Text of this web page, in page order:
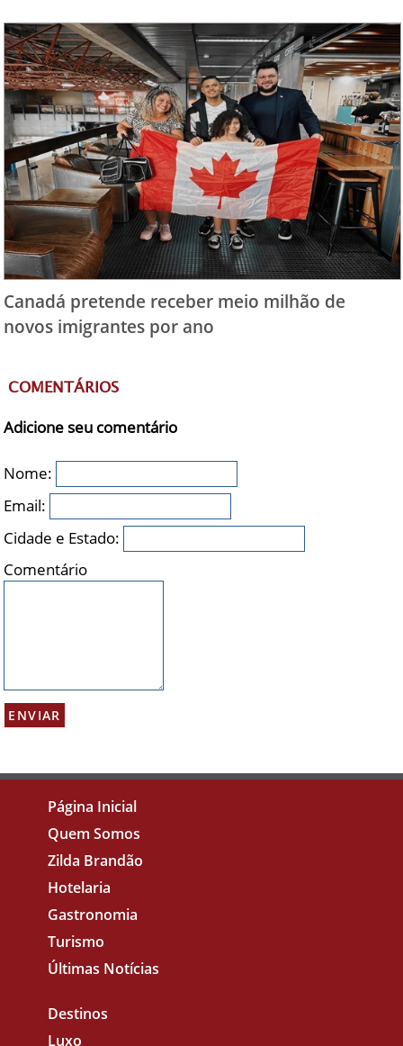
Canadá pretende receber meio milhão de
novos imigrantes por ano
COMENTÁRIOS
Adicione seu comentário
Nome:
Email:
Cidade e Estado:
Comentário
Página Inicial
Quem Somos
Zilda Brandão
Hotelaria
Gastronomia
Turismo
Últimas Notícias
Destinos
Luxo